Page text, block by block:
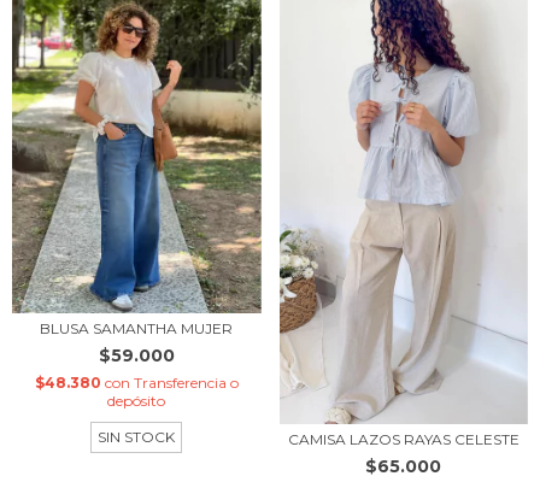
BLUSA SAMANTHA MUJER
$59.000
$48.380 con Transferencia o
depósito
SIN STOCK
CAMISA LAZOS RAYAS CELESTE
$65.000